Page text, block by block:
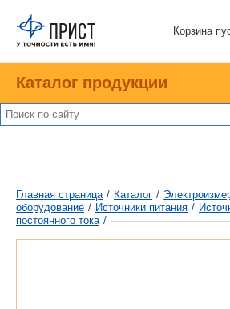
Корзина
Каталог продукции
Главная страница / Каталог /
оборудование / Источники питания /
постоянного тока /